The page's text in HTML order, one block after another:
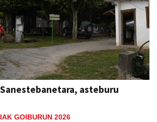
asteburu
GOIBURUN 2026